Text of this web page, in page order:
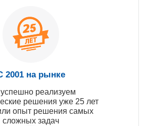
2001 на рынке
реализуем
решения уже 25 лет
опыт решения самых
сложных задач